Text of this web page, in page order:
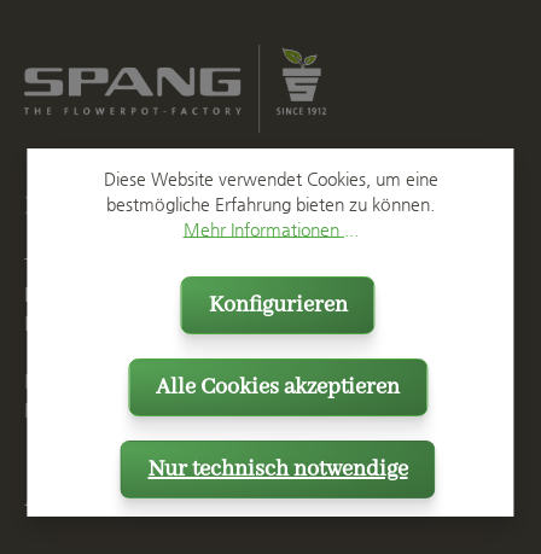
Kontakt
T
F
+49 2623 887 149
E
Mo. - Do. 07:15 - 16:00 Uhr
Fr. bis 14:00 Uhr
Anschrift
Diese Website verwendet Cookies, um eine
bestmögliche Erfahrung bieten zu können.
Mehr Informationen ...
Nur technisch notwendige
Konfigurieren
Alle Cookies akzeptieren